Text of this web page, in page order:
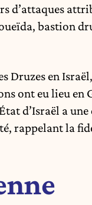
d’attaques
bastion
en
ont eu lieu en
d’Israël a
rappelant la